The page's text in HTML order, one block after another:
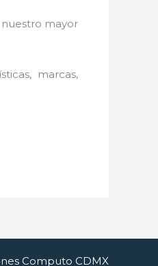
mayor
marcas,
Computo CDMX